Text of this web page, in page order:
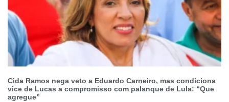
Cida Ramos nega veto a Eduardo Carneiro, mas condiciona
vice de Lucas a compromisso com palanque de Lula: “Que
agregue”